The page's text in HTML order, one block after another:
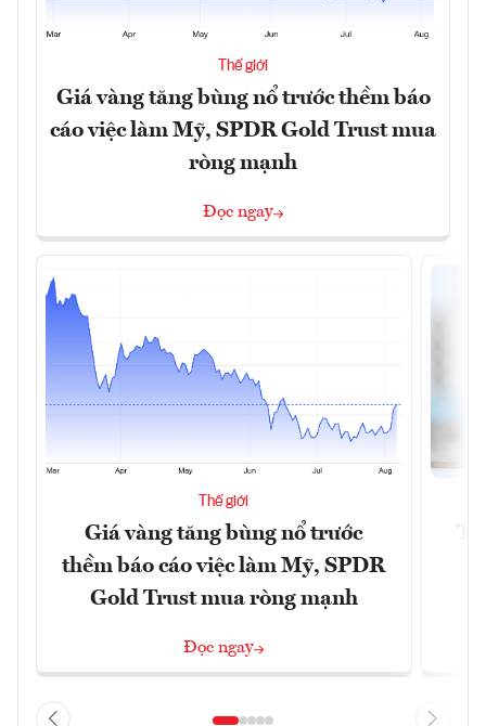
Thế giới
Giá vàng tăng bùng nổ trước thềm báo
cáo việc làm Mỹ, SPDR Gold Trust mua
ròng mạnh
Đọc ngay
Thế giới
Giá vàng tăng bùng nổ trước
thềm báo cáo việc làm Mỹ, SPDR
Gold Trust mua ròng mạnh
Đọc ngay